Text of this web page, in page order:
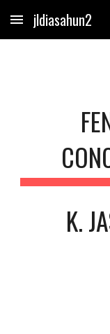
Skip to main content
jldiasahun2
K.